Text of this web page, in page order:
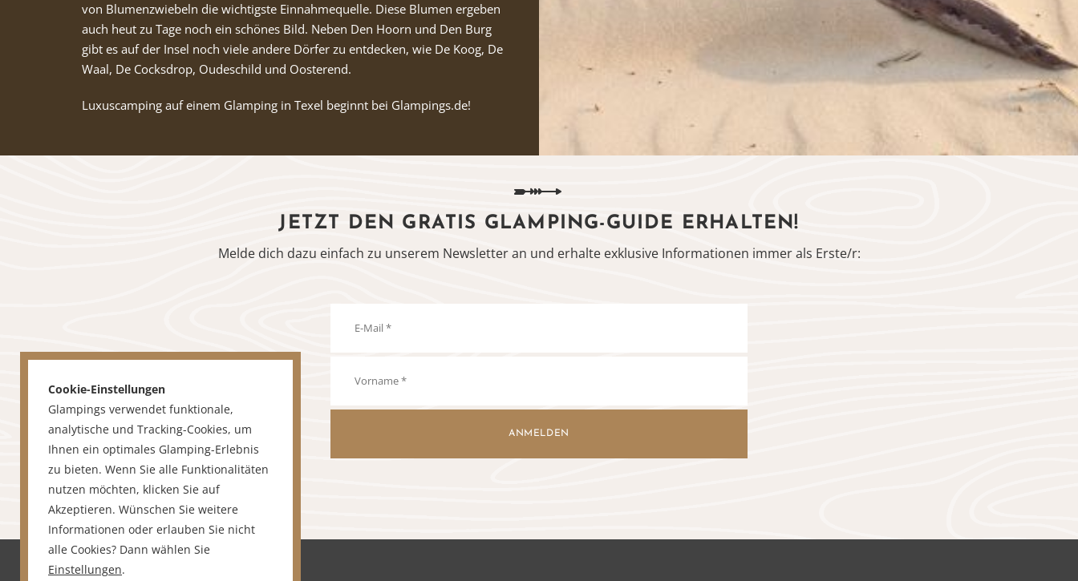
von Blumenzwiebeln die wichtigste Einnahmequelle. Diese Blumen ergeben
auch heut zu Tage noch ein schönes Bild. Neben Den Hoorn und Den Burg
gibt es auf der Insel noch viele andere Dörfer zu entdecken, wie De Koog, De
Waal, De Cocksdrop, Oudeschild und Oosterend.
Luxuscamping auf einem Glamping in Texel beginnt bei Glampings.de!
JETZT DEN GRATIS GLAMPING-GUIDE ERHALTEN!
Melde dich dazu einfach zu unserem Newsletter an und erhalte exklusive Informationen immer als Erste/r:
ANMELDEN
Cookie-Einstellungen
Glampings verwendet funktionale,
analytische und Tracking-Cookies, um
Ihnen ein optimales Glamping-Erlebnis
zu bieten. Wenn Sie alle Funktionalitäten
nutzen möchten, klicken Sie auf
Akzeptieren. Wünschen Sie weitere
Informationen oder erlauben Sie nicht
alle Cookies? Dann wählen Sie
Einstellungen.